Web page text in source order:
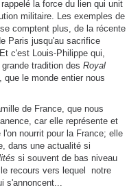
la force du lien qui unit
militaire. Les exemples de
comptent plus, de la récente
Paris jusqu'au sacrifice
c'est Louis-Philippe qui,
tradition des Royal
le monde entier nous
de France, que nous
car elle représente et
nourrit pour la France; elle
dans une actualité si
si souvent de bas niveau
recours vers lequel notre
s'annoncent...